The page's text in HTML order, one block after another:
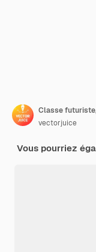
vectorjuice
Vous pourriez